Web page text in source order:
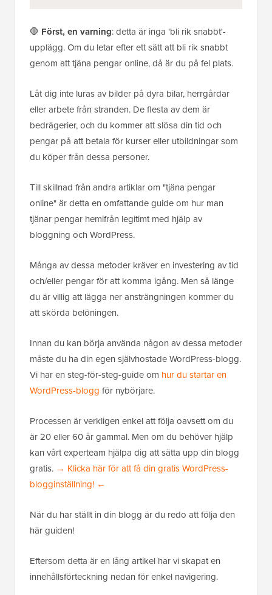
🛑 Först, en varning: detta är inga 'bli rik snabbt'-
upplägg. Om du letar efter ett sätt att bli rik snabbt
genom att tjäna pengar online, då är du på fel plats.
Låt dig inte luras av bilder på dyra bilar, herrgårdar
eller arbete från stranden. De flesta av dem är
bedrägerier, och du kommer att slösa din tid och
pengar på att betala för kurser eller utbildningar som
du köper från dessa personer.
Till skillnad från andra artiklar om "tjäna pengar
online" är detta en omfattande guide om hur man
tjänar pengar hemifrån legitimt med hjälp av
bloggning och WordPress.
Många av dessa metoder kräver en investering av tid
och/eller pengar för att komma igång. Men så länge
du är villig att lägga ner ansträngningen kommer du
att skörda belöningen.
Innan du kan börja använda någon av dessa metoder
måste du ha din egen självhostade WordPress-blogg.
Vi har en steg-för-steg-guide om hur du startar en
WordPress-blogg för nybörjare.
Processen är verkligen enkel att följa oavsett om du
är 20 eller 60 år gammal. Men om du behöver hjälp
kan vårt experteam hjälpa dig att sätta upp din blogg
gratis. → Klicka här för att få din gratis WordPress-
blogginställning! ←
När du har ställt in din blogg är du redo att följa den
här guiden!
Eftersom detta är en lång artikel har vi skapat en
innehållsförteckning nedan för enkel navigering.